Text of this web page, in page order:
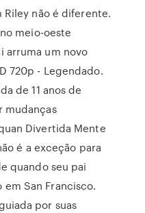
não é diferente.
meio-oeste
arruma um novo
720p - Legendado.
de 11 anos de
mudanças
Divertida Mente
é a exceção para
quando seu pai
San Francisco.
por suas